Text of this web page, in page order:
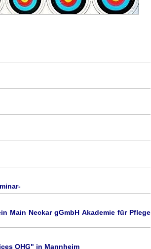
Neckar gGmbH Akademie für Pflege
OHG" in Mannheim